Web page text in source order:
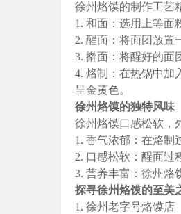
徐州烙馍的制作工艺
1. 和面：选用上等面
2. 醒面：将面团放置
3. 擀面：将醒好的面
4. 烙制：在热锅中加
呈金黄色。
徐州烙馍的独特风味
徐州烙馍口感松软，
1. 香气浓郁：在烙制
2. 口感松软：醒面过
3. 营养丰富：徐州烙
探寻徐州烙馍的至美
1. 徐州老字号烙馍店